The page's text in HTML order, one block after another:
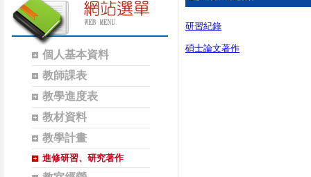
個人基本資料
教師課表
教學進度表
教材資料
教學計畫
進修研習、研究著作
研習紀錄
碩士論文著作